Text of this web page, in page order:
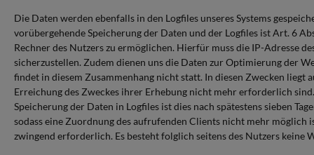
Die Daten werden ebenfalls in den Logfiles unseres Systems
vorübergehende Speicherung der Daten und der Logfiles ist Art. 6
Rechner des Nutzers zu ermöglichen. Hierfür muss die IP-Adresse
sicherzustellen. Zudem dienen uns die Daten zur Optimierung der
findet in diesem Zusammenhang nicht statt. In diesen Zwecken liegt
Erreichung des Zweckes ihrer Erhebung nicht mehr erforderlich
Speicherung der Daten in Logfiles ist dies nach spätestens sieben
sodass eine Zuordnung des aufrufenden Clients nicht mehr
zwingend erforderlich. Es besteht folglich seitens des Nutzers keine